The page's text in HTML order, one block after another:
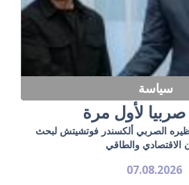
سياسة
لأول مرة
الصربي ألكسندر فوتشيتش لبحث
الاقتصادي والطاقي
07.08.2026